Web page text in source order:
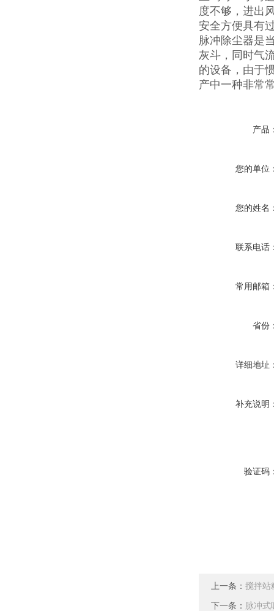
度不够，进出
安全方便具有
脉冲除尘器是
灰斗，同时气
的设备，由于
产中一种非常
产品
您的单位
您的姓名
联系电话
常用邮箱
省份
详细地址
补充说明
验证码
上一条： 搅拌站
下一条： 脉冲式